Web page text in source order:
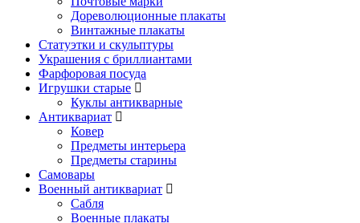
Дореволюционные плакаты
Винтажные плакаты
Статуэтки и скульптуры
Украшения с бриллиантами
Фарфоровая посуда
Игрушки старые
Куклы антикварные
Антиквариат
Ковер
Предметы интерьера
Предметы старины
Самовары
Военный антиквариат
Сабля
Военные плакаты